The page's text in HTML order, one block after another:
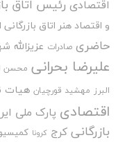
اقتصادی رئیس اتاق
و اقتصاد هنر اتاق بازرگانی
حاضری صادرات عزیزالله
علیرضا بحرانی محسن
البرز مهشید قورچیان هیات
اقتصادی پارک ملی
بازرگانی کرج کرونا